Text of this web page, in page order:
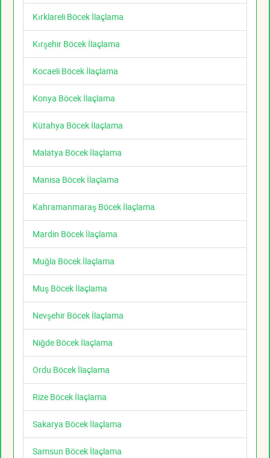
Kırklareli Böcek İlaçlama
Kırşehir Böcek İlaçlama
Kocaeli Böcek İlaçlama
Konya Böcek İlaçlama
Kütahya Böcek İlaçlama
Malatya Böcek İlaçlama
Manisa Böcek İlaçlama
Kahramanmaraş Böcek İlaçlama
Mardin Böcek İlaçlama
Muğla Böcek İlaçlama
Muş Böcek İlaçlama
Nevşehir Böcek İlaçlama
Niğde Böcek İlaçlama
Ordu Böcek İlaçlama
Rize Böcek İlaçlama
Sakarya Böcek İlaçlama
Samsun Böcek İlaçlama